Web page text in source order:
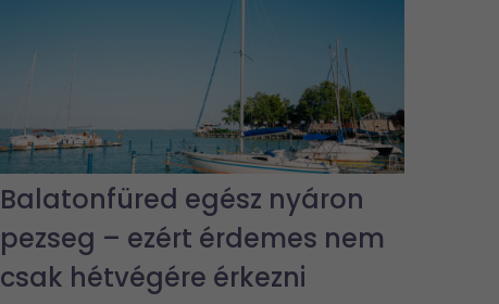
Balatonfüred egész nyáron
pezseg – ezért érdemes nem
csak hétvégére érkezni